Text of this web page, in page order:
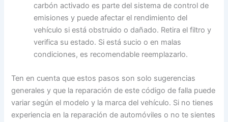
carbón activado es parte del sistema de control de
emisiones y puede afectar el rendimiento del
vehículo si está obstruido o dañado. Retira el filtro y
verifica su estado. Si está sucio o en malas
condiciones, es recomendable reemplazarlo.
Ten en cuenta que estos pasos son solo sugerencias
generales y que la reparación de este código de falla puede
variar según el modelo y la marca del vehículo. Si no tienes
experiencia en la reparación de automóviles o no te sientes